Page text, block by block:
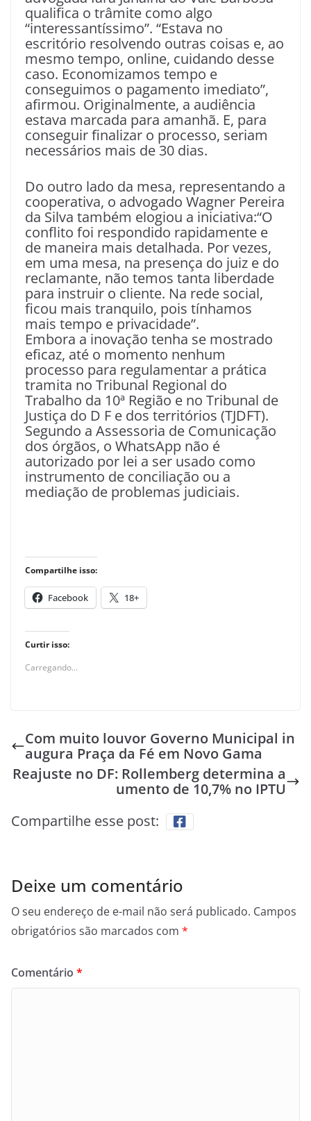
qualifica o trâmite como algo
“interessantíssimo”. “Estava no
escritório resolvendo outras coisas e, ao
mesmo tempo, online, cuidando desse
caso. Economizamos tempo e
conseguimos o pagamento imediato”,
afirmou. Originalmente, a audiência
estava marcada para amanhã. E, para
conseguir finalizar o processo, seriam
necessários mais de 30 dias.
Do outro lado da mesa, representando a
cooperativa, o advogado Wagner Pereira
da Silva também elogiou a iniciativa:“O
conflito foi respondido rapidamente e
de maneira mais detalhada. Por vezes,
em uma mesa, na presença do juiz e do
reclamante, não temos tanta liberdade
para instruir o cliente. Na rede social,
ficou mais tranquilo, pois tínhamos
mais tempo e privacidade”.
Embora a inovação tenha se mostrado
eficaz, até o momento nenhum
processo para regulamentar a prática
tramita no Tribunal Regional do
Trabalho da 10ª Região e no Tribunal de
Justiça do D F e dos territórios (TJDFT).
Segundo a Assessoria de Comunicação
dos órgãos, o WhatsApp não é
autorizado por lei a ser usado como
instrumento de conciliação ou a
mediação de problemas judiciais.
Compartilhe isso:
Facebook 18+
Curtir isso:
Carregando...
Com muito louvor Governo Municipal in
augura Praça da Fé em Novo Gama
Reajuste no DF: Rollemberg determina a
umento de 10,7% no IPTU
Compartilhe esse post:
Deixe um comentário
O seu endereço de e-mail não será publicado. Campos
obrigatórios são marcados com *
Comentário *